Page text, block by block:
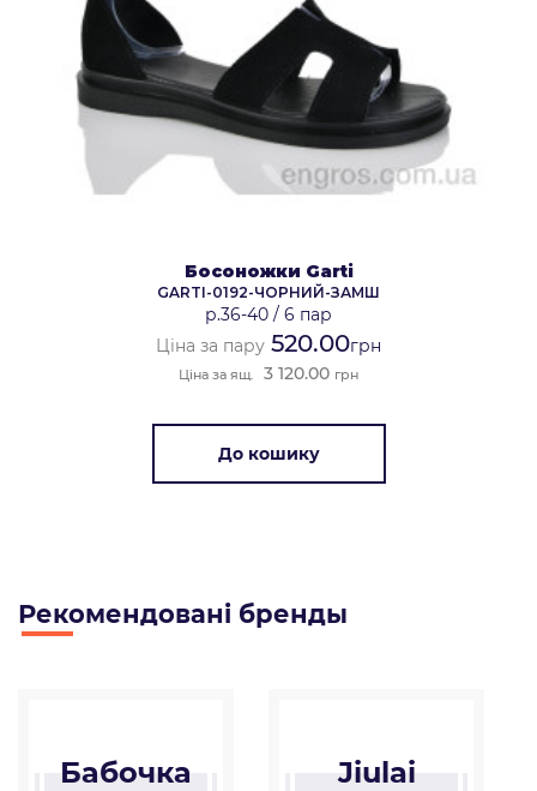
Босоножки Garti
GARTI-0192-ЧОРНИЙ-ЗАМШ
р.36-40 / 6 пар
Ціна за пару 520.00грн
Ціна за ящ. 3 120.00 грн
До кошику
Рекомендованi бренды